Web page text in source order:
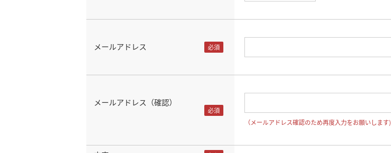
メールアドレス
メールアドレス（確認）
（メールアドレス確認のため再度入力をお願いします)